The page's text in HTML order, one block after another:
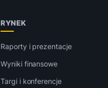
RYNEK
Raporty i prezentacje
Wyniki finansowe
Targi i konferencje